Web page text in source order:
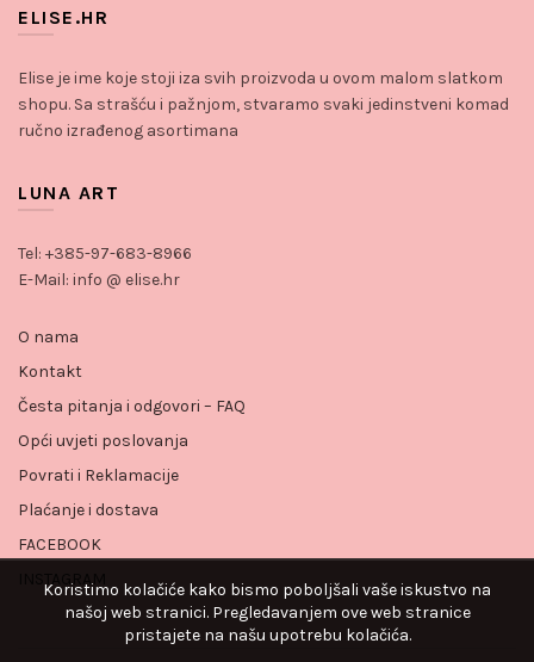
ELISE.HR
Elise je ime koje stoji iza svih proizvoda u ovom malom slatkom
shopu. Sa strašću i pažnjom, stvaramo svaki jedinstveni komad
ručno izrađenog asortimana
LUNA ART
Tel: +385-97-683-8966
E-Mail: info @ elise.hr
O nama
Kontakt
Česta pitanja i odgovori – FAQ
Opći uvjeti poslovanja
Povrati i Reklamacije
Plaćanje i dostava
FACEBOOK
INSTAGRAM
Koristimo kolačiće kako bismo poboljšali vaše iskustvo na
našoj web stranici. Pregledavanjem ove web stranice
pristajete na našu upotrebu kolačića.